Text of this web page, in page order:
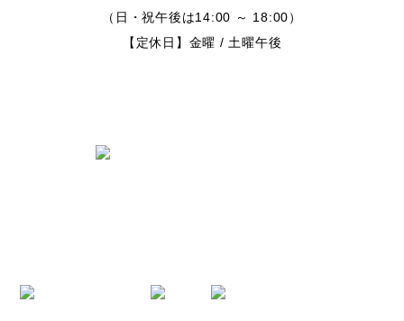
（日・祝午後は14:00 ～ 18:00）
【定休日】金曜 / 土曜午後